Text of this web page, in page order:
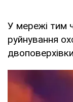
У мережі тим
руйнування